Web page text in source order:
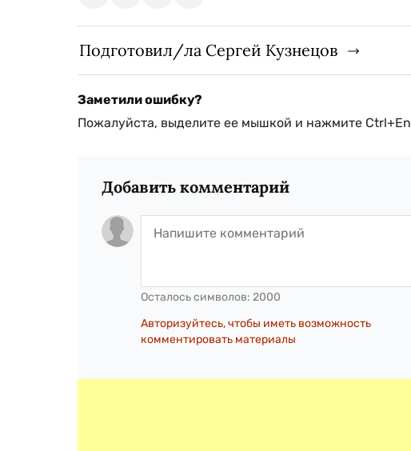
Подготовил/ла Сергей Кузнецов
Заметили ошибку?
Пожалуйста, выделите ее мышкой и нажмите
Добавить комментарий
Осталось символов: 2000
Авторизуйтесь, чтобы иметь возможность
комментировать материалы